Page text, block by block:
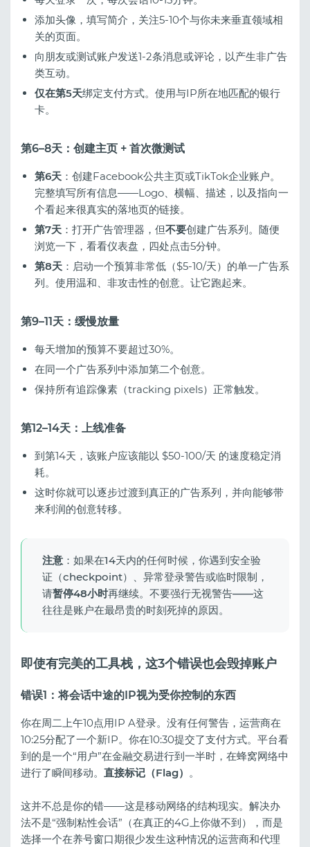
添加头像，填写简介，关注5-10个与你未来垂直领域相
关的页面。
向朋友或测试账户发送1-2条消息或评论，以产生非广告
类互动。
仅在第5天绑定支付方式。使用与IP所在地匹配的银行
卡。
第6–8天：创建主页 + 首次微测试
第6天 ：创建Facebook公共主页或TikTok企业账户。
完整填写所有信息——Logo、横幅、描述，以及指向一
个看起来很真实的落地页的链接。
第7天 ：打开广告管理器，但不要创建广告系列。随便
浏览一下，看看仪表盘，四处点击5分钟。
第8天 ：启动一个预算非常低（$5-10/天）的单一广告系
列。使用温和、非攻击性的创意。让它跑起来。
第9–11天：缓慢放量
每天增加的预算不要超过30%。
在同一个广告系列中添加第二个创意。
保持所有追踪像素（tracking pixels）正常触发。
第12–14天：上线准备
到第14天，该账户应该能以 $50-100/天 的速度稳定消
耗。
这时你就可以逐步过渡到真正的广告系列，并向能够带
来利润的创意转移。
注意 ：如果在14天内的任何时候，你遇到安全验
证（checkpoint）、异常登录警告或临时限制，
请暂停48小时再继续。不要强行无视警告——这
往往是账户在最昂贵的时刻死掉的原因。
即使有完美的工具栈，这3个错误也会毁掉账户
错误1：将会话中途的IP视为受你控制的东西
你在周二上午10点用IP A登录。没有任何警告，运营商在
10:25分配了一个新IP。你在10:30提交了支付方式。平台看
到的是一个“用户”在金融交易进行到一半时，在蜂窝网络中
进行了瞬间移动。 直接标记（Flag） 。
这并不总是你的错——这是移动网络的结构现实。解决办
法不是“强制粘性会话”（在真正的4G上你做不到），而是
选择一个在养号窗口期很少发生这种情况的运营商和代理